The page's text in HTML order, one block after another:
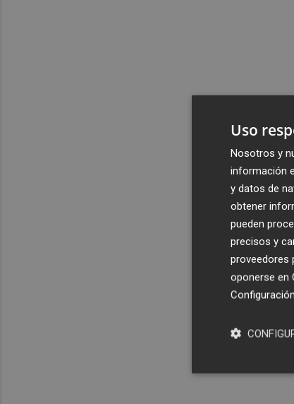
Uso
Nosotros y
información
y datos de
obtener
pueden
precisos y
proveedores
oponerse en